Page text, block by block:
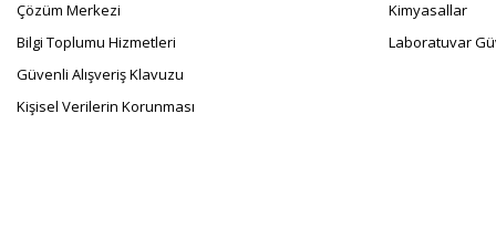
Çözüm Merkezi
Bilgi Toplumu Hizmetleri
Güvenli Alışveriş Klavuzu
Kişisel Verilerin Korunması
Kimyasallar
Laboratuvar